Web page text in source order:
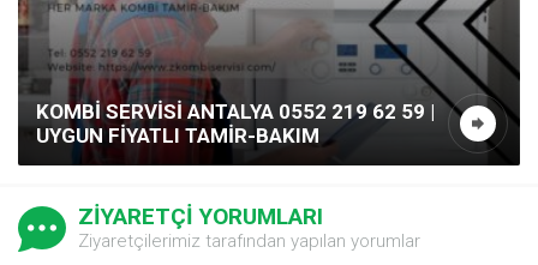
KOMBI SERVISI ANTALYA 0552 219 62 59 |
UYGUN FIYATLI TAMIR-BAKIM
ZİYARETÇİ YORUMLARI
Ziyaretçilerimiz tarafından yapılan yorumlar